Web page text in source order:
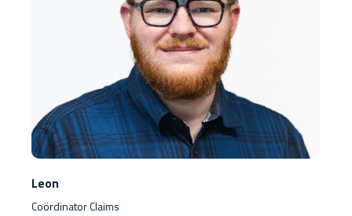
Leon
Coördinator Claims